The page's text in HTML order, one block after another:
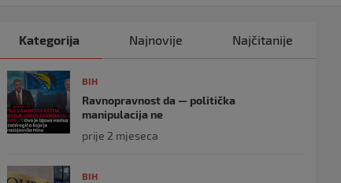
Kategorija Najnovije Najčitanije
BIH
Ravnopravnost da — politička
manipulacija ne
prije 2 mjeseca
BIH